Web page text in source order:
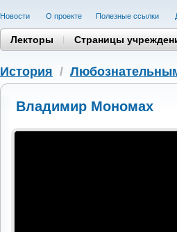
Новости О проекте Полезные cсылки
Лекторы Страницы
История /
Владимир Мономах